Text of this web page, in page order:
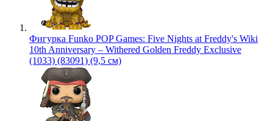
Фигурка Funko POP Games: Five Nights at Freddy's Wiki
10th Anniversary – Withered Golden Freddy Exclusive
(1033) (83091) (9,5 см)